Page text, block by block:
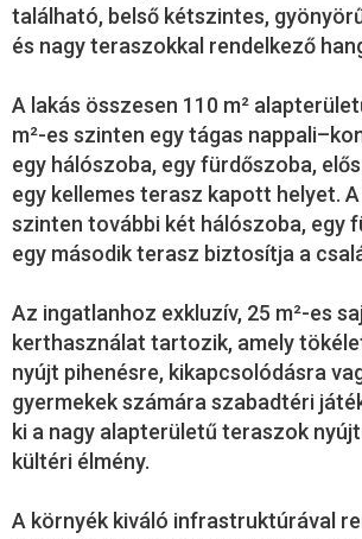
található, belső kétszintes,
és nagy teraszokkal rendelkező
A lakás összesen 110 m²
m²-es szinten egy tágas
egy hálószoba, egy fürdőszoba,
egy kellemes terasz kapott helyet. A
szinten további két hálószoba, egy
egy második terasz biztosítja a
Az ingatlanhoz exkluzív, 25 m²-es
kerthasználat tartozik, amely
nyújt pihenésre, kikapcsolódásra
gyermekek számára szabadtéri
ki a nagy alapterületű teraszok
kültéri élmény.
A környék kiváló infrastruktúrával